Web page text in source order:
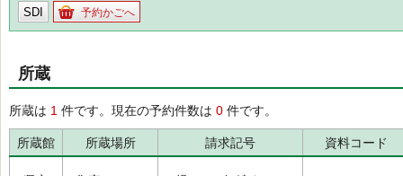
SDI 予約かごへ
所蔵
所蔵は 1 件です。現在の予約件数は 0 件です。
所蔵館 所蔵場所 請求記号 資料コード